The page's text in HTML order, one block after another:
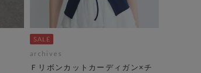
archives
Ｆリボンカットカーディガン×チ